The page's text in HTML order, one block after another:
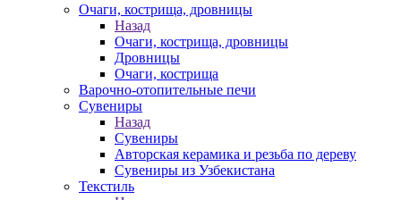
Очаги, кострища, дровницы
Назад
Очаги, кострища, дровницы
Дровницы
Очаги, кострища
Варочно-отопительные печи
Сувениры
Назад
Сувениры
Авторская керамика и резьба по дереву
Сувениры из Узбекистана
Текстиль